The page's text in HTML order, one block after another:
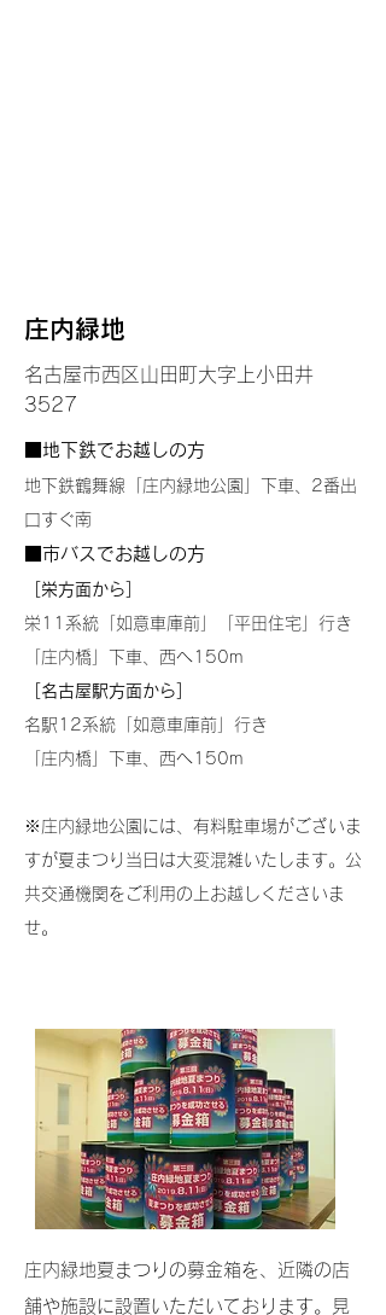
​庄内緑地
名古屋市西区山田町大字上小田井
3527
■地下鉄でお越しの方
地下鉄鶴舞線「庄内緑地公園」下車、2番出
口すぐ南
■市バスでお越しの方
［栄方面から］
栄11系統「如意車庫前」「平田住宅」行き
「庄内橋」下車、西へ150m
［名古屋駅方面から］
名駅12系統「如意車庫前」行き
「庄内橋」下車、西へ150m
​※庄内緑地公園には、有料駐車場がございま
すが夏まつり当日は大変混雑いたします。公
共交通機関をご利用の上お越しくださいま
せ。
庄内緑地夏まつりの募金箱を、近隣の店
舗や施設に設置いただいております。見